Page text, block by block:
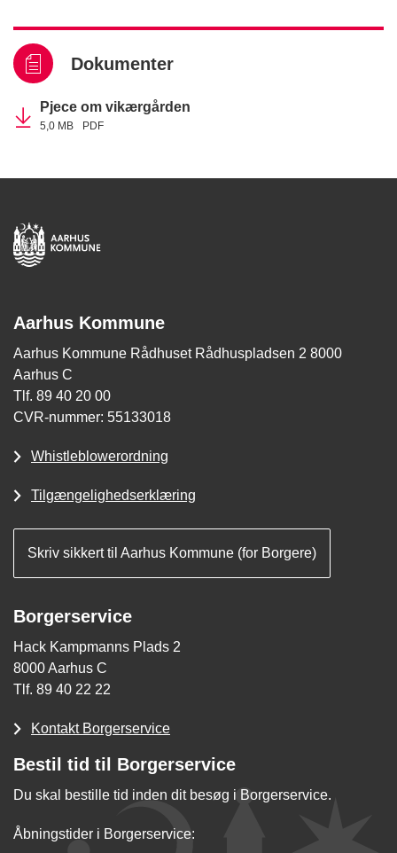
Dokumenter
Pjece om vikærgården
5,0 MB PDF
Aarhus Kommune
Aarhus Kommune Rådhuset Rådhuspladsen 2 8000
Aarhus C
Tlf. 89 40 20 00
CVR-nummer: 55133018
Whistleblowerordning
Tilgængelighedserklæring
Skriv sikkert til Aarhus Kommune (for Borgere)
Borgerservice
Hack Kampmanns Plads 2
8000 Aarhus C
Tlf. 89 40 22 22
Kontakt Borgerservice
Bestil tid til Borgerservice
Du skal bestille tid inden dit besøg i Borgerservice.
Åbningstider i Borgerservice: